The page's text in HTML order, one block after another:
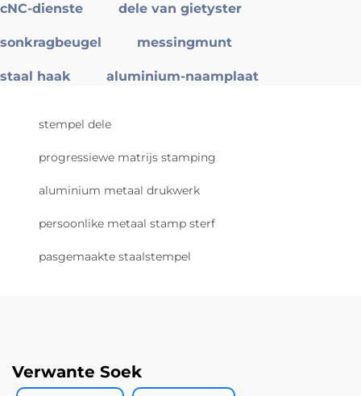
cNC-dienste dele van gietyster
sonkragbeugel messingmunt
staal haak aluminium-naamplaat
stempel dele
progressiewe matrijs stamping
aluminium metaal drukwerk
persoonlike metaal stamp sterf
pasgemaakte staalstempel
Verwante Soek